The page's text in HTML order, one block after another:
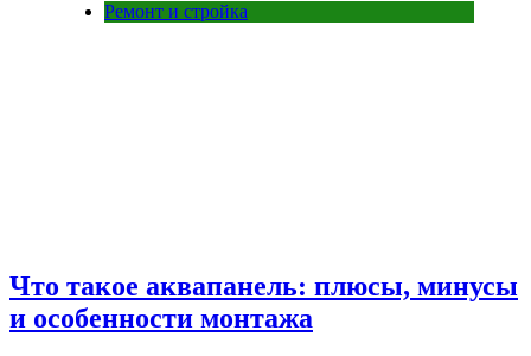
Ремонт и стройка
Что такое аквапанель: плюсы, минусы
и особенности монтажа